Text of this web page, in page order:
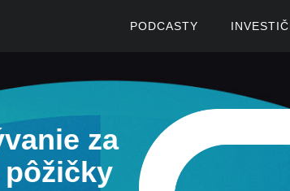
PODCASTY
za
pôžičky